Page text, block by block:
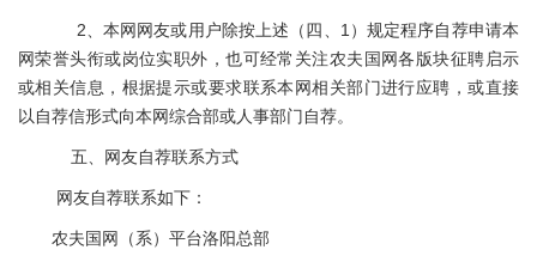
2、本网网友或用户除按上述（四、1）规定程序自荐申请本
网荣誉头衔或岗位实职外，也可经常关注农夫国网各版块征聘启示
或相关信息，根据提示或要求联系本网相关部门进行应聘，或直接
以自荐信形式向本网综合部或人事部门自荐。
五、网友自荐联系方式
网友自荐联系如下：
农夫国网（系）平台洛阳总部